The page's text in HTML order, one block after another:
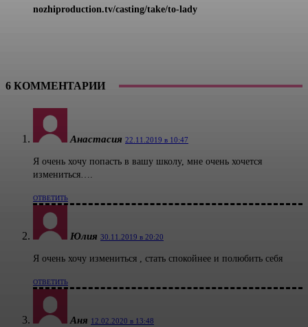
nozhiproduction.tv/casting/take/to-lady
6 КОММЕНТАРИИ
Анастасия 22.11.2019 в 10:47
Я очень хочу попасть в вашу школу, мне очень хочется
измениться….
ОТВЕТИТЬ
Юлия 30.11.2019 в 20:20
Я очень хочу измениться , стать спокойнее и полюбить себя
ОТВЕТИТЬ
Аня 12.02.2020 в 13:48